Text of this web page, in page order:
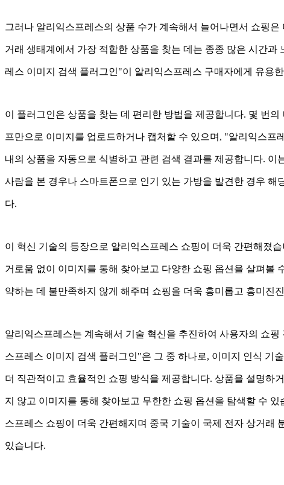
그러나 알리익스프레스의 상품 수가 계속해서 늘어나면서 쇼핑
거래 생태계에서 가장 적합한 상품을 찾는 데는 종종 많은 시간과
레스 이미지 검색 플러그인"이 알리익스프레스 구매자에게 유용
이 플러그인은 상품을 찾는 데 편리한 방법을 제공합니다. 몇 번의
프만으로 이미지를 업로드하거나 캡처할 수 있으며, "알리익스프
내의 상품을 자동으로 식별하고 관련 검색 결과를 제공합니다. 이
사람을 본 경우나 스마트폰으로 인기 있는 가방을 발견한 경우 해
다.
이 혁신 기술의 등장으로 알리익스프레스 쇼핑이 더욱 간편해졌
거로움 없이 이미지를 통해 찾아보고 다양한 쇼핑 옵션을 살펴볼
약하는 데 불만족하지 않게 해주며 쇼핑을 더욱 흥미롭고 흥미진
알리익스프레스는 계속해서 기술 혁신을 추진하여 사용자의 쇼
스프레스 이미지 검색 플러그인"은 그 중 하나로, 이미지 인식 기
더 직관적이고 효율적인 쇼핑 방식을 제공합니다. 상품을 설명하
지 않고 이미지를 통해 찾아보고 무한한 쇼핑 옵션을 탐색할 수
스프레스 쇼핑이 더욱 간편해지며 중국 기술이 국제 전자 상거래
있습니다.